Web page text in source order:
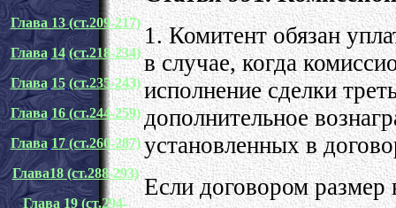
Глава 13 (ст.209-217)
Глава 14 (ст.218-234)
Глава 15 (ст.235-243)
Глава 16 (ст.244-259)
Глава 17 (ст.260-287)
Глава18 (ст.288-293)
Глава 19 (ст.294-
1. Комитент обязан
в случае, когда
исполнение сделки
дополнительное
установленных в
Если договором размер